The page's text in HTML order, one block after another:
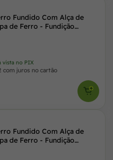
Fundido Com Alça de
de Ferro - Fundição
vista no PIX
com juros no cartão
Fundido Com Alça de
de Ferro - Fundição